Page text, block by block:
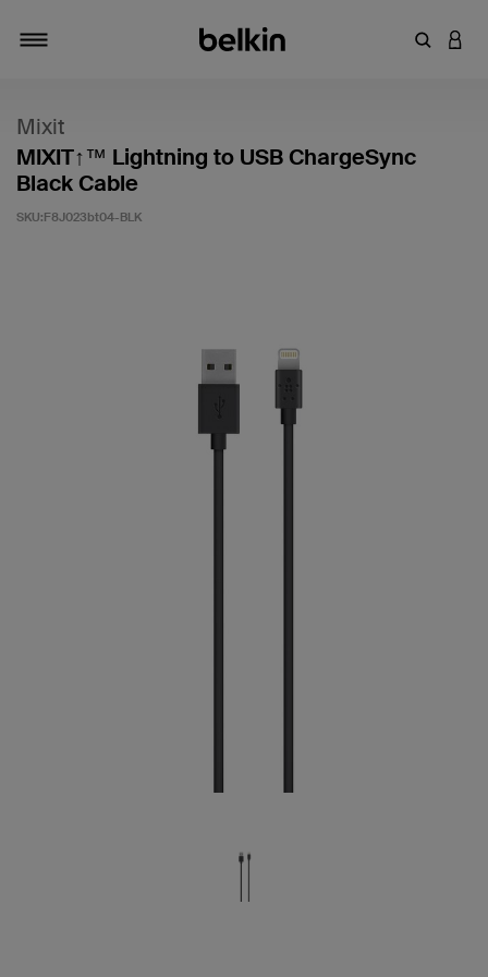
輸入關鍵
登入
Mixit
MIXIT↑™ Lightning to USB ChargeSync
Black Cable
SKU:F8J023bt04-BLK